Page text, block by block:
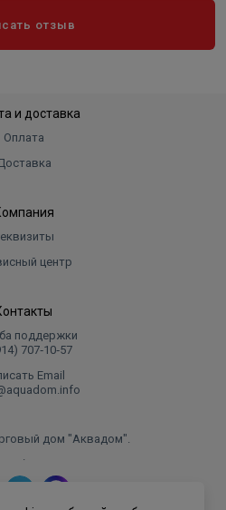
73.000
отзыв
и доставка
Оплата
центр
поддержки
707‑10‑57
Email
дом "Аквадом".
.